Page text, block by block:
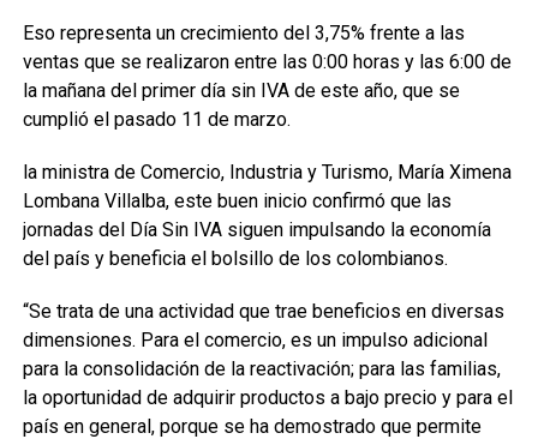
Eso representa un crecimiento del 3,75% frente a las
ventas que se realizaron entre las 0:00 horas y las 6:00 de
la mañana del primer día sin IVA de este año, que se
cumplió el pasado 11 de marzo.
la ministra de Comercio, Industria y Turismo, María Ximena
Lombana Villalba, este buen inicio confirmó que las
jornadas del Día Sin IVA siguen impulsando la economía
del país y beneficia el bolsillo de los colombianos.
“Se trata de una actividad que trae beneficios en diversas
dimensiones. Para el comercio, es un impulso adicional
para la consolidación de la reactivación; para las familias,
la oportunidad de adquirir productos a bajo precio y para el
país en general, porque se ha demostrado que permite